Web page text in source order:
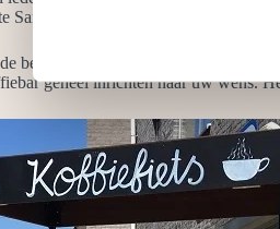
m
i
s
s
e
San Remo-koffiemolens en
beste koffiemachines, molens en
geheel inrichten naar uw wens.